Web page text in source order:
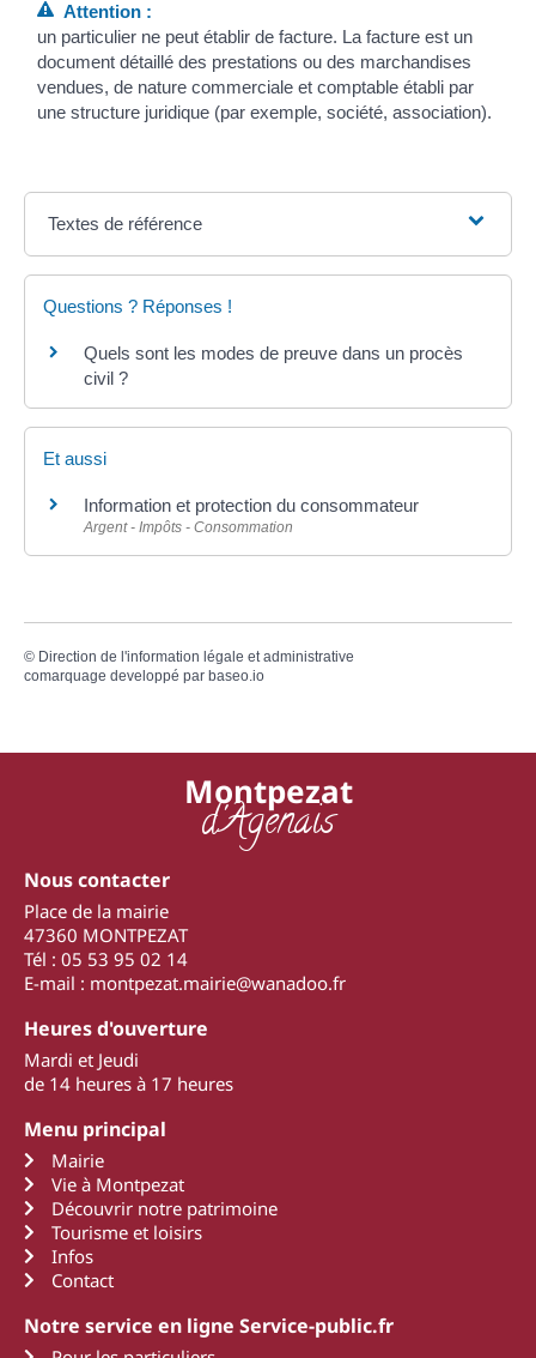
Attention :
un particulier ne peut établir de facture. La facture est un
document détaillé des prestations ou des marchandises
vendues, de nature commerciale et comptable établi par
une structure juridique (par exemple, société, association).
Textes de référence
Questions ? Réponses !
Quels sont les modes de preuve dans un procès
civil ?
Et aussi
Information et protection du consommateur
Argent - Impôts - Consommation
© Direction de l'information légale et administrative
comarquage developpé par baseo.io
Montpezat
d'Agenais
Nous contacter
Place de la mairie
47360 MONTPEZAT
Tél : 05 53 95 02 14
E-mail : montpezat.mairie@wanadoo.fr
Heures d'ouverture
Mardi et Jeudi
de 14 heures à 17 heures
Menu principal
Mairie
Vie à Montpezat
Découvrir notre patrimoine
Tourisme et loisirs
Infos
Contact
Notre service en ligne Service-public.fr